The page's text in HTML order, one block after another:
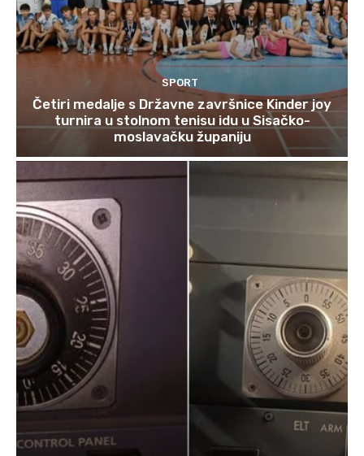
SPORT
Četiri medalje s Državne završnice Kinder joy
turnira u stolnom tenisu idu u Sisačko-
moslavačku županiju